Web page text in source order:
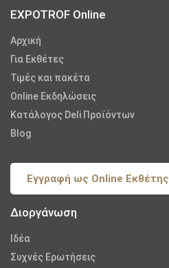
EXPOTROF Online
Αρχική
Για Εκθέτες
Τιμές και πακέτα
Online Εκδηλώσεις
Κατάλογος Deli Προϊόντων
Blog
Εγγραφή ως Online Εκθέτης
Διοργάνωση
Iδέα
Συχνές Ερωτήσεις